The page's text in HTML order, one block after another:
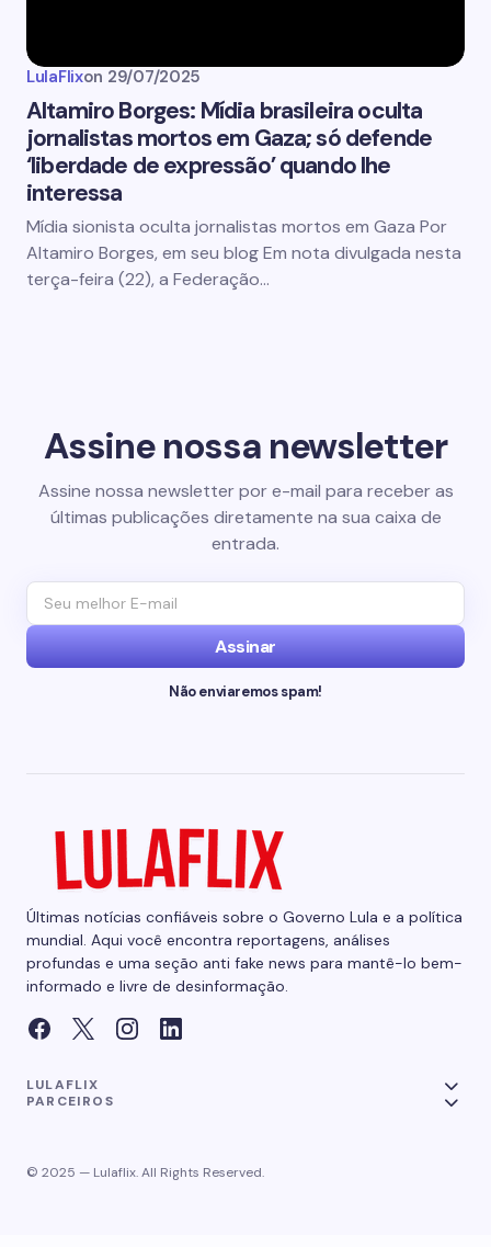
LulaFlixon 29/07/2025
Altamiro Borges: Mídia brasileira oculta
jornalistas mortos em Gaza; só defende
‘liberdade de expressão’ quando lhe
interessa
Mídia sionista oculta jornalistas mortos em Gaza Por
Altamiro Borges, em seu blog Em nota divulgada nesta
terça-feira (22), a Federação…
Assine nossa newsletter
Assine nossa newsletter por e-mail para receber as
últimas publicações diretamente na sua caixa de
entrada.
Assinar
Não enviaremos spam!
Últimas notícias confiáveis sobre o Governo Lula e a política
mundial. Aqui você encontra reportagens, análises
profundas e uma seção anti fake news para mantê-lo bem-
informado e livre de desinformação.
LULAFLIX
PARCEIROS
© 2025 — Lulaflix. All Rights Reserved.